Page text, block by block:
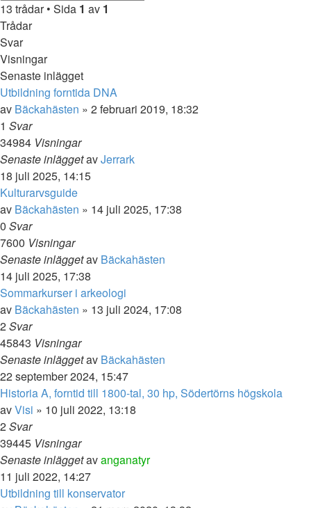
13 trådar • Sida 1 av 1
Trådar
Svar
Visningar
Senaste inlägget
Utbildning forntida DNA
av Bäckahästen » 2 februari 2019, 18:32
1 Svar
34984 Visningar
Senaste inläggetavJerrark
18 juli 2025, 14:15
Kulturarvsguide
av Bäckahästen » 14 juli 2025, 17:38
0 Svar
7600 Visningar
Senaste inläggetav Bäckahästen
14 juli 2025, 17:38
Sommarkurser i arkeologi
av Bäckahästen » 13 juli 2024, 17:08
2Svar
45843 Visningar
Senaste inläggetav Bäckahästen
22 september 2024, 15:47
Historia A, forntid till 1800-tal, 30 hp, Södertörns högskola
avVisi » 10 juli 2022, 13:18
2Svar
39445 Visningar
Senaste inläggetavanganatyr
11 juli 2022, 14:27
Utbildning till konservator